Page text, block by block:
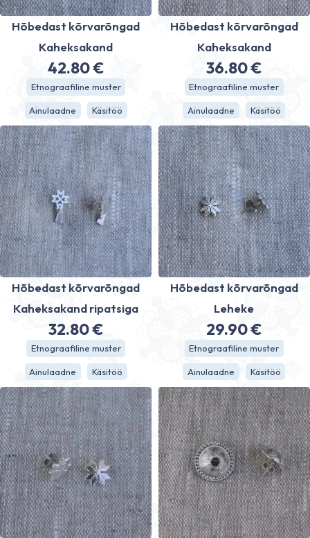
Hõbedast kõrvarõngad
Kaheksakand
42.80€
Etnograafiline muster
Ainulaadne Käsitöö
Hõbedast kõrvarõngad
Kaheksakand
36.80€
Etnograafiline muster
Ainulaadne Käsitöö
Hõbedast kõrvarõngad
Kaheksakand ripatsiga
32.80€
Etnograafiline muster
Ainulaadne Käsitöö
Hõbedast kõrvarõngad
Leheke
29.90€
Etnograafiline muster
Ainulaadne Käsitöö